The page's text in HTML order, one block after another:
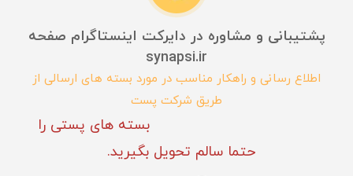
پشتیبانی و مشاوره در دایرکت اینستاگرام صفحه
synapsi.ir
اطلاع رسانی و راهکار مناسب در مورد بسته های ارسالی از
طریق شرکت پست
بسته های پستی را
حتما سالم تحویل بگیرید.